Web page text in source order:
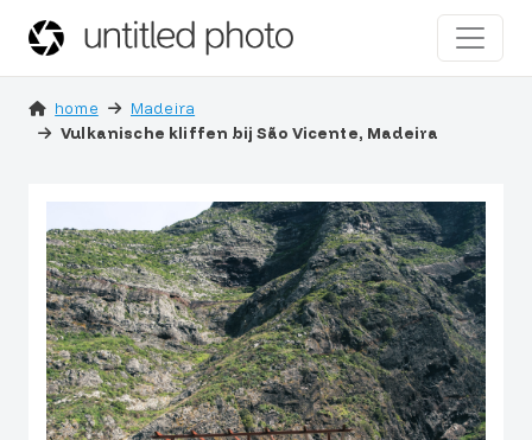
home
Madeira
Vulkanische kliffen bij São Vicente, Madeira